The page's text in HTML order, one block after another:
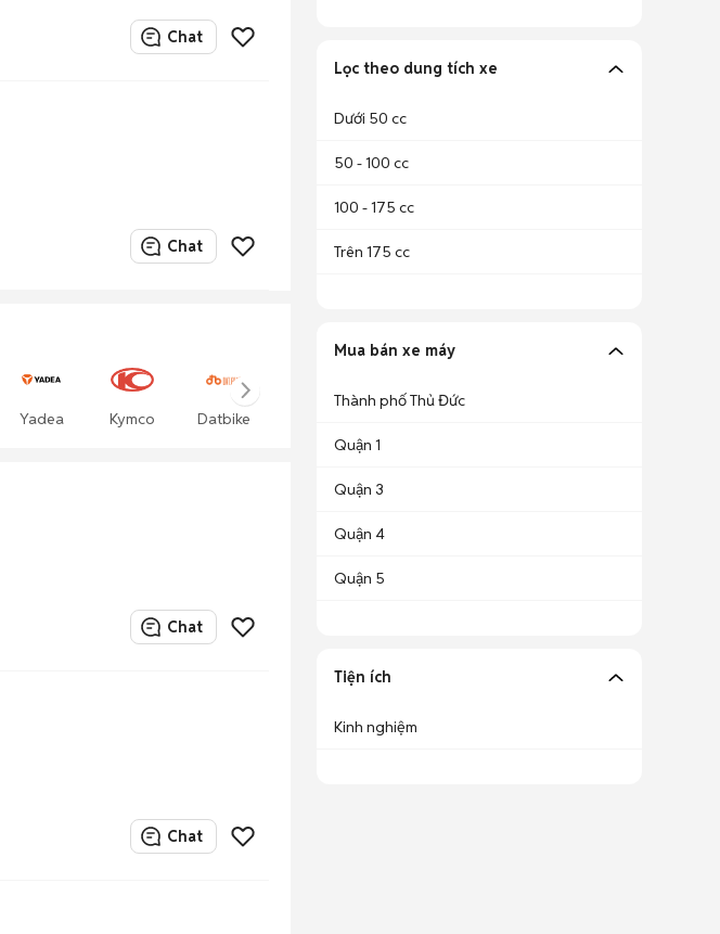
Chat
Chat
Yadea Kymco Datbike
Chat
Chat
Lọc theo dung tích xe
Dưới 50 cc
50 - 100 cc
100 - 175 cc
Trên 175 cc
Mua bán xe máy
Thành phố Thủ Đức
Quận 1
Quận 3
Quận 4
Quận 5
Tiện ích
Kinh nghiệm